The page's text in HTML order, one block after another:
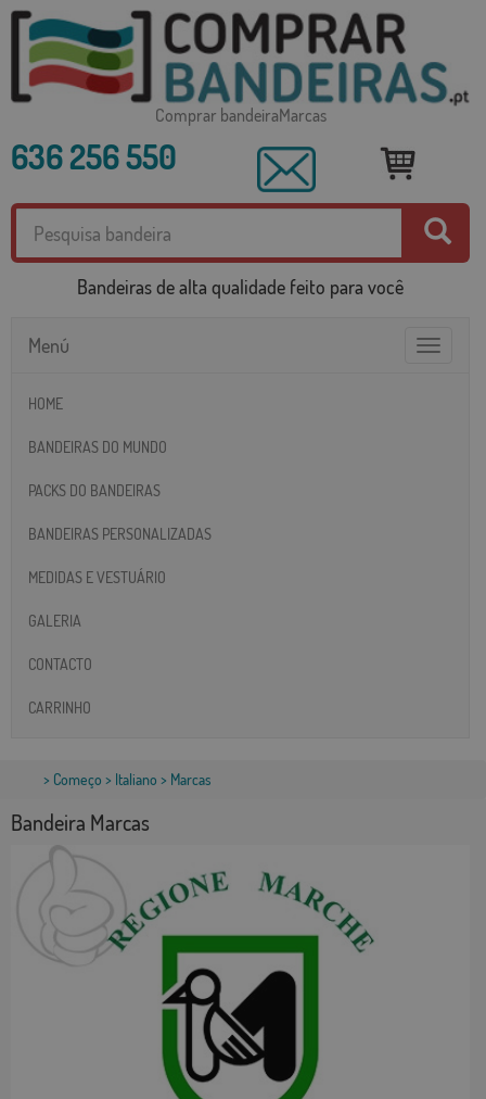
Comprar bandeiraMarcas
636 256 550
Bandeiras de alta qualidade feito para você
Toggle
Menú
HOME
BANDEIRAS DO MUNDO
PACKS DO BANDEIRAS
BANDEIRAS PERSONALIZADAS
MEDIDAS E VESTUÁRIO
GALERIA
CONTACTO
CARRINHO
> Começo > Italiano > Marcas
Bandeira Marcas